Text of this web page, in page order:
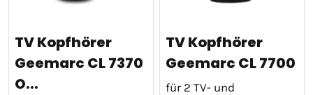
TV Kopfhörer
Geemarc CL 7370
O...
TV Kopfhörer
Geemarc CL 7700
für 2 TV- und